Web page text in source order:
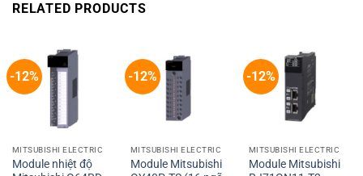
RELATED PRODUCTS
-12%
MITSUBISHI ELECTRIC
Module nhiệt độ
-12%
MITSUBISHI ELECTRIC
Module Mitsubishi
-12%
MITSUBISHI ELECTRIC
Module Mitsubishi